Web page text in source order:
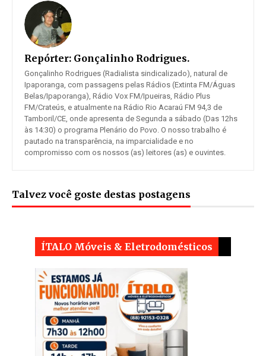
Repórter: Gonçalinho Rodrigues.
Gonçalinho Rodrigues (Radialista sindicalizado), natural de
Ipaporanga, com passagens pelas Rádios (Extinta FM/Águas
Belas/Ipaporanga), Rádio Vox FM/Ipueiras, Rádio Plus
FM/Crateús, e atualmente na Rádio Rio Acaraú FM 94,3 de
Tamboril/CE, onde apresenta de Segunda a sábado (Das 12hs
às 14:30) o programa Plenário do Povo. O nosso trabalho é
pautado na transparência, na imparcialidade e no
compromisso com os nossos (as) leitores (as) e ouvintes.
Talvez você goste destas postagens
ÍTALO Móveis & Eletrodomésticos